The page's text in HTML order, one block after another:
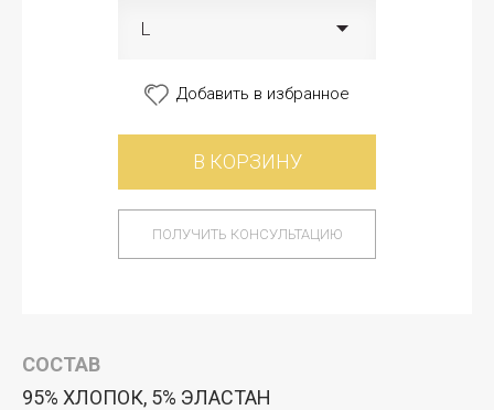
L
Добавить в избранное
В КОРЗИНУ
ПОЛУЧИТЬ КОНСУЛЬТАЦИЮ
СОСТАВ
95% ХЛОПОК, 5% ЭЛАСТАН